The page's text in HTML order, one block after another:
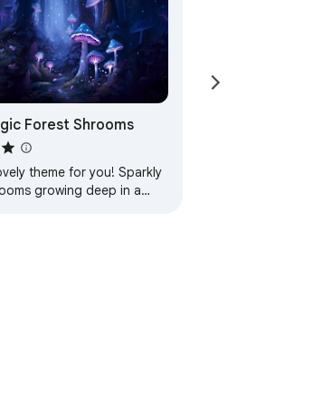
Forest Shrooms
theme for you! Sparkly
growing deep in a